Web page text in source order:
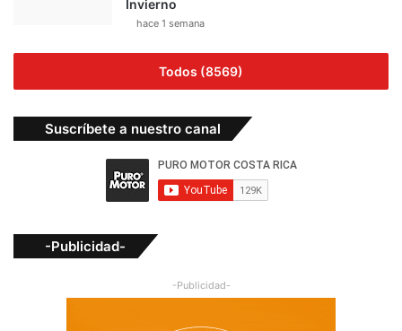
Invierno
hace 1 semana
Todos (8569)
Suscríbete a nuestro canal
-Publicidad-
-Publicidad-